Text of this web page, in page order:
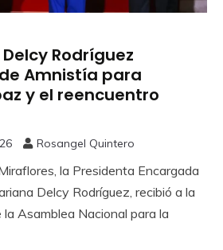
Rodríguez
Amnistía para
y el reencuentro
Rosangel Quintero
la Presidenta Encargada
Delcy Rodríguez, recibió a la
la Asamblea Nacional para la